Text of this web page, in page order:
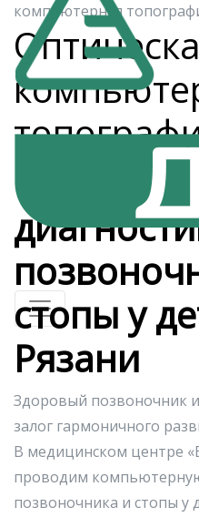
компьютерная
стопы у
Рязани
Здоровый позвоночник
залог гармоничного
В медицинском центре
проводим
позвоночника и стопы у